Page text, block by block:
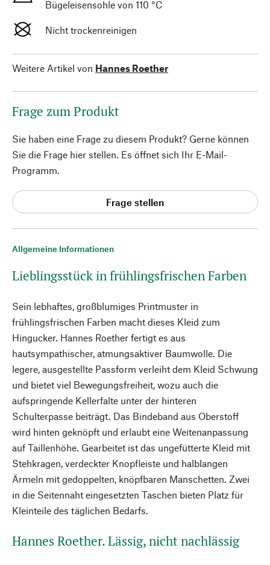
Allgemeine Informationen
Lieblingsstück in frühlingsfrischen Farben
Sein lebhaftes, großblumiges Printmuster in
frühlingsfrischen Farben macht dieses Kleid zum
Hingucker. Hannes Roether fertigt es aus
hautsympathischer, atmungsaktiver Baumwolle. Die
legere, ausgestellte Passform verleiht dem Kleid Schwung
und bietet viel Bewegungsfreiheit, wozu auch die
aufspringende Kellerfalte unter der hinteren
Schulterpasse beiträgt. Das Bindeband aus Oberstoff
wird hinten geknöpft und erlaubt eine Weitenanpassung
auf Taillenhöhe. Gearbeitet ist das ungefütterte Kleid mit
Stehkragen, verdeckter Knopfleiste und halblangen
Ärmeln mit gedoppelten, knöpfbaren Manschetten. Zwei
in die Seitennaht eingesetzten Taschen bieten Platz für
Kleinteile des täglichen Bedarfs.
Hannes Roether. Lässig, nicht nachlässig
Bügeleisensohle von 110 °C
Nicht trockenreinigen
Weitere Artikel von Hannes Roether
Frage zum Produkt
Sie haben eine Frage zu diesem Produkt? Gerne können
Sie die Frage hier stellen. Es öffnet sich Ihr E-Mail-
Programm.
Frage stellen